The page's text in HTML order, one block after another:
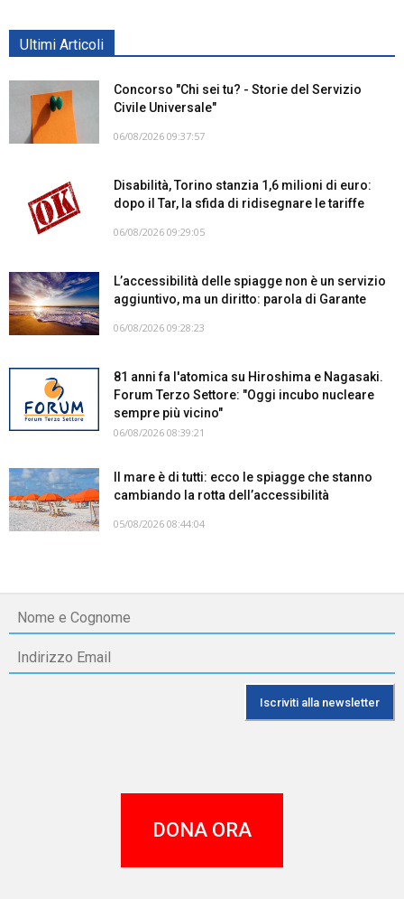
Ultimi Articoli
Concorso "Chi sei tu? - Storie del Servizio
Civile Universale"
06/08/2026 09:37:57
Disabilità, Torino stanzia 1,6 milioni di euro:
dopo il Tar, la sfida di ridisegnare le tariffe
06/08/2026 09:29:05
L’accessibilità delle spiagge non è un servizio
aggiuntivo, ma un diritto: parola di Garante
06/08/2026 09:28:23
81 anni fa l'atomica su Hiroshima e Nagasaki.
Forum Terzo Settore: "Oggi incubo nucleare
sempre più vicino"
06/08/2026 08:39:21
Il mare è di tutti: ecco le spiagge che stanno
cambiando la rotta dell’accessibilità
05/08/2026 08:44:04
DONA ORA